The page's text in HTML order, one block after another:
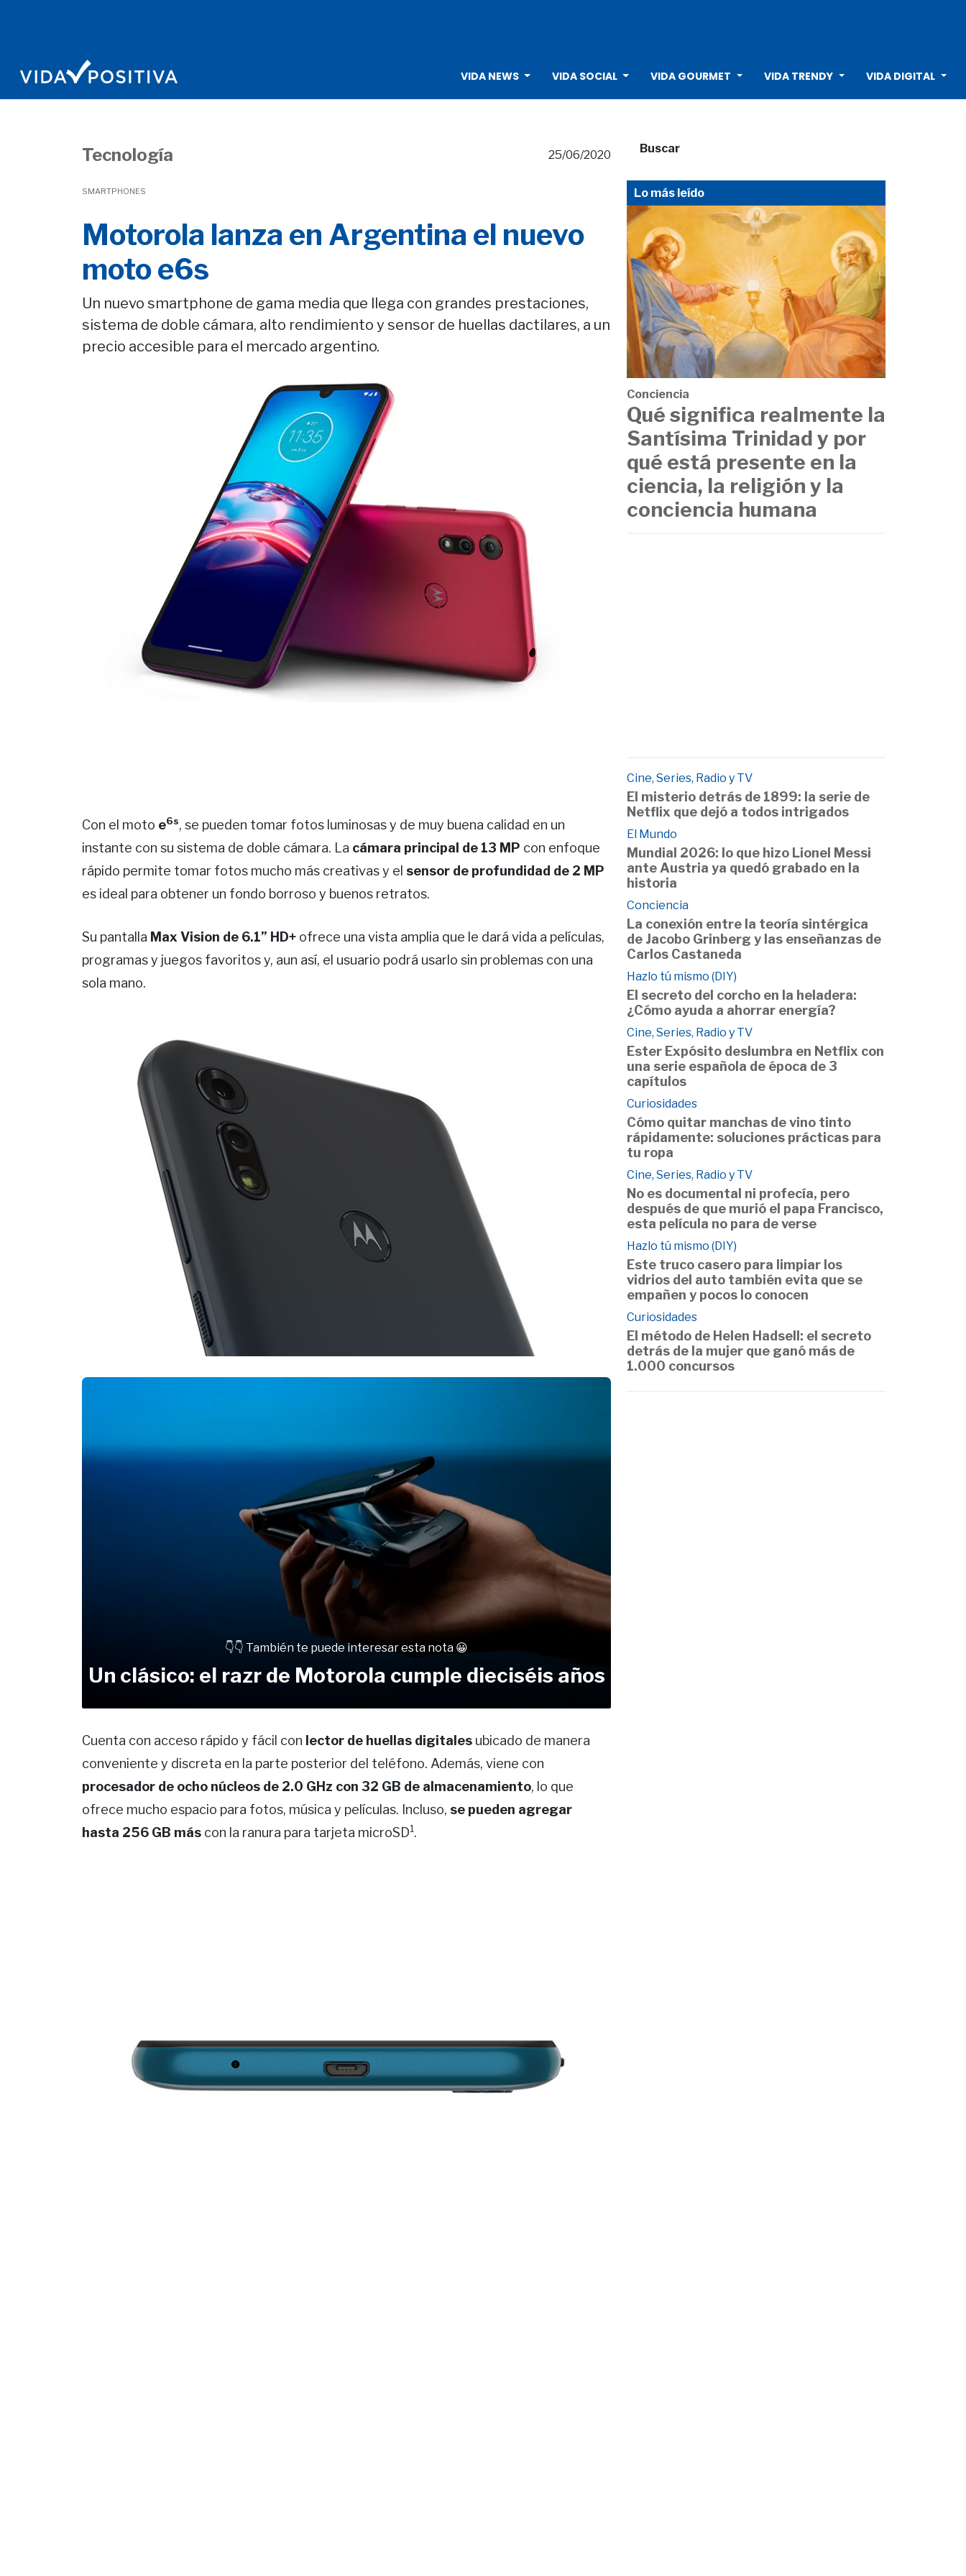
VIDA NEWS VIDA SOCIAL VIDA GOURMET VIDA TRENDY VIDA DIGITAL
Tecnología
SMARTPHONES
25/06/2020
Motorola lanza en Argentina el nuevo
moto e6s
Un nuevo smartphone de gama media que llega con grandes prestaciones,
sistema de doble cámara, alto rendimiento y sensor de huellas dactilares, a un
precio accesible para el mercado argentino.
Con el moto e6s, se pueden tomar fotos luminosas y de muy buena calidad en un
instante con su sistema de doble cámara. La cámara principal de 13 MP con enfoque
rápido permite tomar fotos mucho más creativas y el sensor de profundidad de 2 MP
es ideal para obtener un fondo borroso y buenos retratos.
Su pantalla Max Vision de 6.1” HD+ ofrece una vista amplia que le dará vida a películas,
programas y juegos favoritos y, aun así, el usuario podrá usarlo sin problemas con una
sola mano.
👇👇 También te puede interesar esta nota 😀
Un clásico: el razr de Motorola cumple dieciséis años
Cuenta con acceso rápido y fácil con lector de huellas digitales ubicado de manera
conveniente y discreta en la parte posterior del teléfono. Además, viene con
procesador de ocho núcleos de 2.0 GHz con 32 GB de almacenamiento, lo que
ofrece mucho espacio para fotos, música y películas. Incluso, se pueden agregar
hasta 256 GB más con la ranura para tarjeta microSD1.
Buscar
Lo más leído
Conciencia
Qué significa realmente la
Santísima Trinidad y por
qué está presente en la
ciencia, la religión y la
conciencia humana
Cine, Series, Radio y TV
El misterio detrás de 1899: la serie de
Netflix que dejó a todos intrigados
El Mundo
Mundial 2026: lo que hizo Lionel Messi
ante Austria ya quedó grabado en la
historia
Conciencia
La conexión entre la teoría sintérgica
de Jacobo Grinberg y las enseñanzas de
Carlos Castaneda
Hazlo tú mismo (DIY)
El secreto del corcho en la heladera:
¿Cómo ayuda a ahorrar energía?
Cine, Series, Radio y TV
Ester Expósito deslumbra en Netflix con
una serie española de época de 3
capítulos
Curiosidades
Cómo quitar manchas de vino tinto
rápidamente: soluciones prácticas para
tu ropa
Cine, Series, Radio y TV
No es documental ni profecía, pero
después de que murió el papa Francisco,
esta película no para de verse
Hazlo tú mismo (DIY)
Este truco casero para limpiar los
vidrios del auto también evita que se
empañen y pocos lo conocen
Curiosidades
El método de Helen Hadsell: el secreto
detrás de la mujer que ganó más de
1.000 concursos